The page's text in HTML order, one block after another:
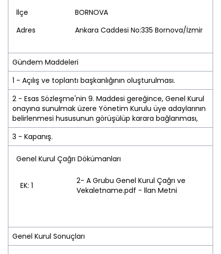
İlçe
BORNOVA
Adres
Ankara Caddesi No:335 Bornova/İzmir
Gündem Maddeleri
1 - Açılış ve toplantı başkanlığının oluşturulması.
2 - Esas Sözleşme'nin 9. Maddesi gereğince, Genel Kurul
onayına sunulmak üzere Yönetim Kurulu üye adaylarının
belirlenmesi hususunun görüşülüp karara bağlanması,
3 - Kapanış.
Genel Kurul Çağrı Dökümanları
EK: 1
2- A Grubu Genel Kurul Çağrı ve
Vekaletname.pdf - İlan Metni
Genel Kurul Sonuçları